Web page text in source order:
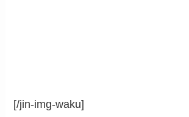
[/jin-img-waku]